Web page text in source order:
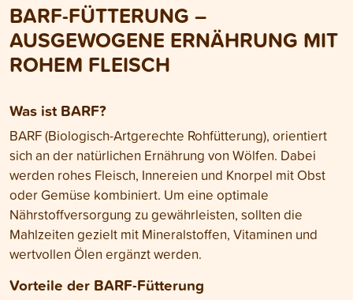
Hundes ankommt.
BARF-FÜTTERUNG –
AUSGEWOGENE ERNÄHRUNG MIT
ROHEM FLEISCH
Was ist BARF?
BARF (Biologisch-Artgerechte Rohfütterung), orientiert
sich an der natürlichen Ernährung von Wölfen. Dabei
werden rohes Fleisch, Innereien und Knorpel mit Obst
oder Gemüse kombiniert. Um eine optimale
Nährstoffversorgung zu gewährleisten, sollten die
Mahlzeiten gezielt mit Mineralstoffen, Vitaminen und
wertvollen Ölen ergänzt werden.
Vorteile der BARF-Fütterung